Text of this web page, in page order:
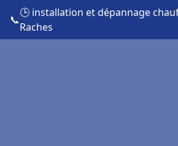
📞
🕒 installation et dépannage
Raches